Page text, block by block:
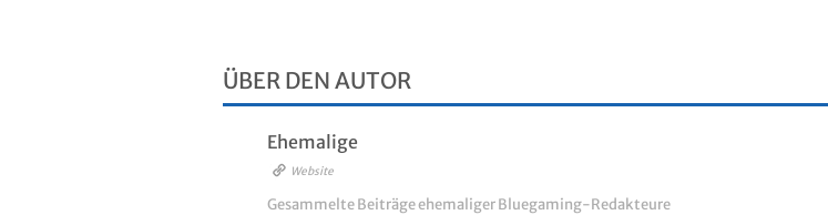
ÜBER DEN AUTOR
Ehemalige
Website
Gesammelte Beiträge ehemaliger Bluegaming-Redakteure